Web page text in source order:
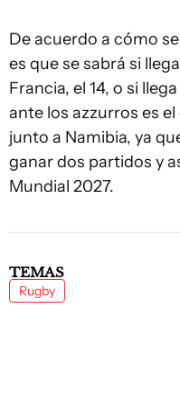
De acuerdo a cómo
es que se sabrá si
Francia, el 14, o si
ante los azzurros es
junto a Namibia, ya
ganar dos partidos y
Mundial 2027.
TEMAS
Rugby